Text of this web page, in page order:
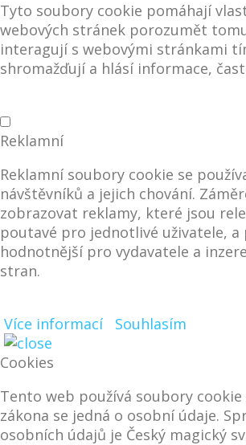
Tyto soubory cookie pomáhají
webových stránek porozumět
interagují s webovými stránkami
shromažďují a hlásí informace,
Reklamní
Reklamní soubory cookie se
návštěvníků a jejich chování.
zobrazovat reklamy, které jsou
poutavé pro jednotlivé uživatele,
hodnotnější pro vydavatele a
stran.
Více informací
Souhlasím
Cookies
Tento web používá soubory cookie
zákona se jedná o osobní údaje.
osobních údajů je Český magický